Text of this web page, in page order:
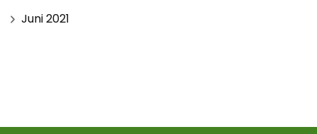
Juni 2021